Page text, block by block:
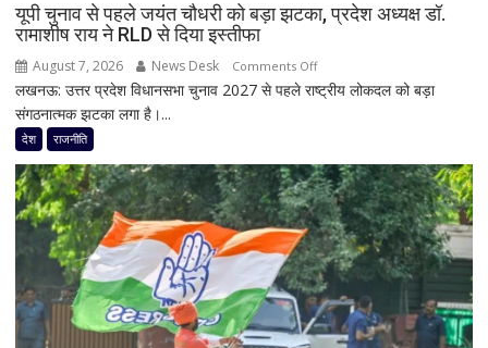
से
पवार
सभी
8
सांसद,
डीलिमिटेशन
बिल
के
बीच
बढ़ी
यूपी चुनाव से पहले जयंत चौधरी को बड़ा झटका, प्रदेश अध्यक्ष डॉ.
रामाशीष राय ने RLD से दिया इस्तीफा
August 7, 2026 News Desk Comments Offon
यूपी
जयंत
चौधरी
को
बड़ा
झटका,
प्रदेश
अध्यक्ष
लखनऊ: उत्तर प्रदेश विधानसभा चुनाव 2027 से पहले राष्ट्रीय लोकदल को बड़ा
संगठनात्मक झटका लगा है।...
देश राजनीति